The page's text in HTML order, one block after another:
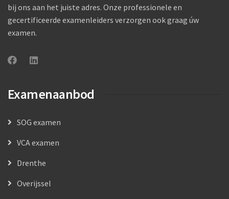
bij ons aan het juiste adres. Onze professionele en
gecertificeerde examenleiders verzorgen ook graag úw
examen.
Examenaanbod
SOG examen
VCA examen
Drenthe
Overijssel